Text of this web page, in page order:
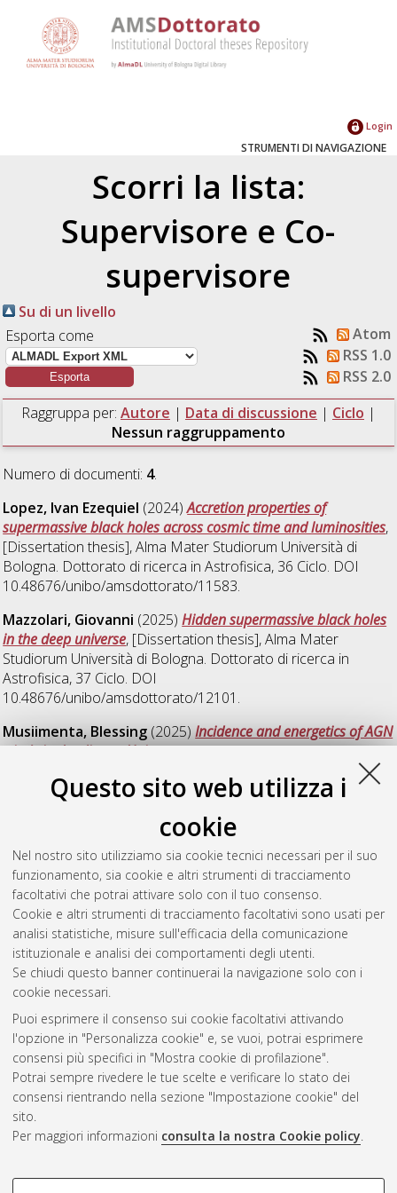
Questo sito web utilizza i
cookie
Nel nostro sito utilizziamo sia cookie tecnici necessari per il suo
funzionamento, sia cookie e altri strumenti di tracciamento
facoltativi che potrai attivare solo con il tuo consenso.
Cookie e altri strumenti di tracciamento facoltativi sono usati per
analisi statistiche, misure sull'efficacia della comunicazione
istituzionale e analisi dei comportamenti degli utenti.
Se chiudi questo banner continuerai la navigazione solo con i
cookie necessari.
Puoi esprimere il consenso sui cookie facoltativi attivando
l'opzione in "Personalizza cookie" e, se vuoi, potrai esprimere
consensi più specifici in "Mostra cookie di profilazione".
Potrai sempre rivedere le tue scelte e verificare lo stato dei
consensi rientrando nella sezione "Impostazione cookie" del
sito.
Per maggiori informazioni consulta la nostra Cookie policy.
COOKIE DI PROFILAZIONE -
Login
STRUMENTI DI NAVIGAZIONE
Scorri la lista:
Supervisore e Co-
supervisore
Su di un livello
Esporta come
Atom
RSS 1.0
RSS 2.0
Raggruppa per: Autore | Data di discussione | Ciclo |
Nessun raggruppamento
Numero di documenti: 4.
Lopez, Ivan Ezequiel (2024)Accretion properties of
supermassive black holes across cosmic time and luminosities,
[Dissertation thesis], Alma Mater Studiorum Università di
Bologna. Dottorato di ricerca inAstrofisica, 36 Ciclo. DOI
10.48676/unibo/amsdottorato/11583.
Mazzolari, Giovanni (2025)Hidden supermassive black holes
in the deep universe, [Dissertation thesis], Alma Mater
Studiorum Università di Bologna. Dottorato di ricerca in
Astrofisica, 37 Ciclo. DOI
10.48676/unibo/amsdottorato/12101.
Musiimenta, Blessing (2025)Incidence and energetics of AGN
winds in the distant Universe, [Dissertation thesis], Alma Mater
Astrofisica, 36 Ciclo.
Starbursting to Quenching: the Role of
X-Ray Emission in Active Galactic Nuclei Feedback Processes.
[Dissertation thesis], Alma Mater Studiorum Università di
Bologna. Dottorato di ricerca inAstronomia, 29 Ciclo. DOI
10.6092/unibo/amsdottorato/7767.
Questa lista e' stata generata ilFri Aug 7 20:44:23 2026 CEST
Atom
Rss 1.0
Rss 2.0
ISSN: 2038-7946
Impostazioni Cookie